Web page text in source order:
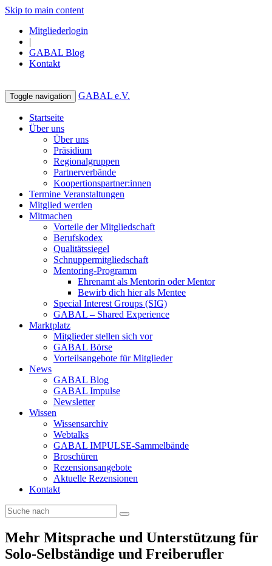
Skip to main content
Mitgliederlogin
|
GABAL Blog
Kontakt
Toggle navigation GABAL e.V.
Startseite
Über uns
Über uns
Präsidium
Regionalgruppen
Partnerverbände
Koopertionspartner:innen
Termine Veranstaltungen
Mitglied werden
Mitmachen
Vorteile der Mitgliedschaft
Berufskodex
Qualitätssiegel
Schnuppermitgliedschaft
Mentoring-Programm
Ehrenamt als Mentorin oder Mentor
Bewirb dich hier als Mentee
Special Interest Groups (SIG)
GABAL – Shared Experience
Marktplatz
Mitglieder stellen sich vor
GABAL Börse
Vorteilsangebote für Mitglieder
News
GABAL Blog
GABAL Impulse
Newsletter
Wissen
Wissensarchiv
Webtalks
GABAL IMPULSE-Sammelbände
Broschüren
Rezensionsangebote
Aktuelle Rezensionen
Kontakt
Mehr Mitsprache und Unterstützung für
Solo-Selbständige und Freiberufler